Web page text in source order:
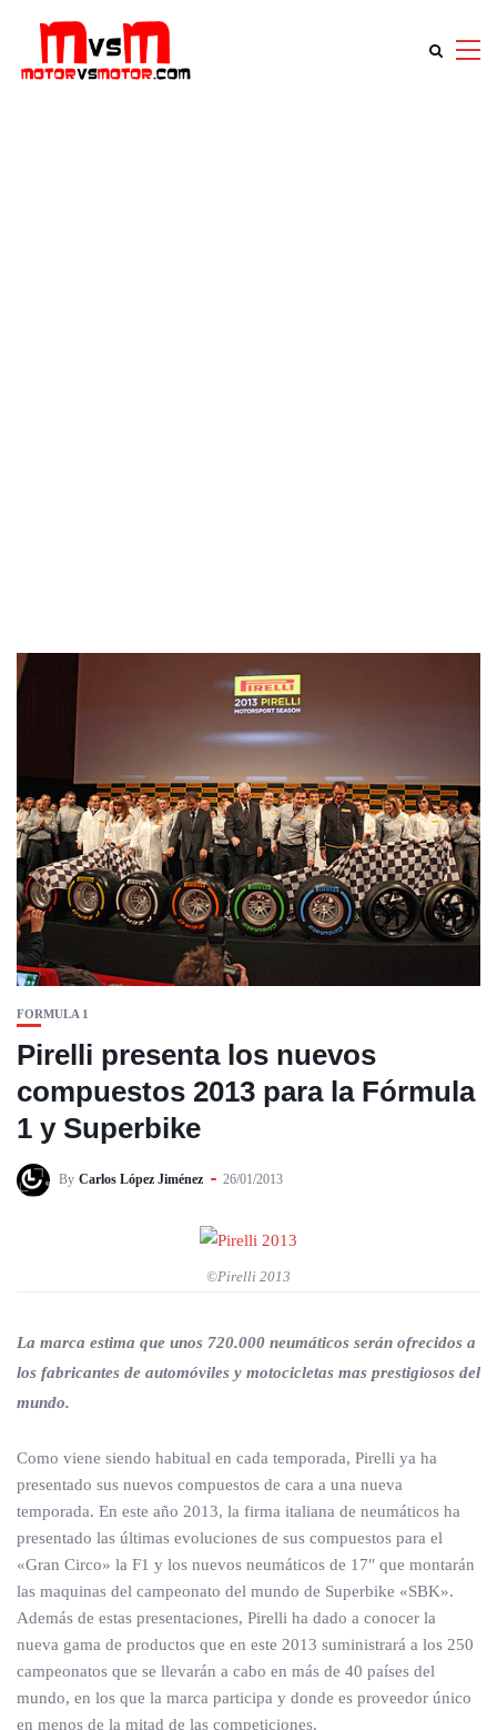
FORMULA 1
Pirelli presenta los nuevos
compuestos 2013 para la Fórmula
1 y Superbike
By Carlos López Jiménez 26/01/2013
©Pirelli 2013
La marca estima que unos 720.000 neumáticos serán ofrecidos a
los fabricantes de automóviles y motocicletas mas prestigiosos del
mundo.
Como viene siendo habitual en cada temporada, Pirelli ya ha
presentado sus nuevos compuestos de cara a una nueva
temporada. En este año 2013, la firma italiana de neumáticos ha
presentado las últimas evoluciones de sus compuestos para el
«Gran Circo» la F1 y los nuevos neumáticos de 17″ que montarán
las maquinas del campeonato del mundo de Superbike «SBK».
Además de estas presentaciones, Pirelli ha dado a conocer la
nueva gama de productos que en este 2013 suministrará a los 250
campeonatos que se llevarán a cabo en más de 40 países del
mundo, en los que la marca participa y donde es proveedor único
en menos de la mitad de las competiciones.